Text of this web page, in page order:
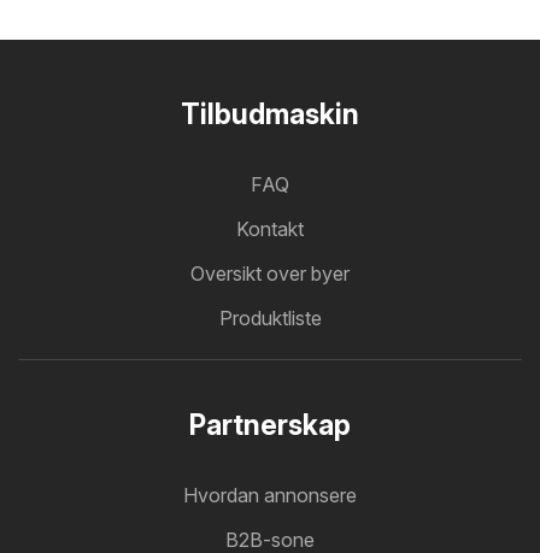
Tilbudmaskin
FAQ
Kontakt
Oversikt over byer
Produktliste
Partnerskap
Hvordan annonsere
B2B-sone